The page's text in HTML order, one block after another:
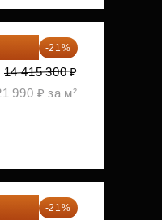
-21%
14 415 300 ₽
990 ₽ за м²
-21%